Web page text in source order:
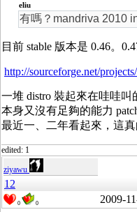
eliu
有嗎？mandriva 2010
目前 stable 版本是 0.46。
http://sourceforge.net/
一堆 distro 裝起來在哇哇叫
本身又沒有足夠的能力
最近一、二年看起來，這
edited: 1
ziyawu
12
0 0 2009-